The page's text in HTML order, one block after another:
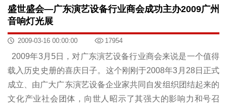
盛世盛会―广东演艺设备行业商会成功主办2009广州
音响灯光展
2009-03-16 00:00:00 17954
2009年3月5日，对广东演艺设备行业商会来说是一个值得
载入历史史册的喜庆日子。这个刚刚于2008年3月28日正式
成立、由广大广东演艺设备企业家共同自发组织团结起来的
文化产业社会团体，向世人昭示了其强大的影响力和号召